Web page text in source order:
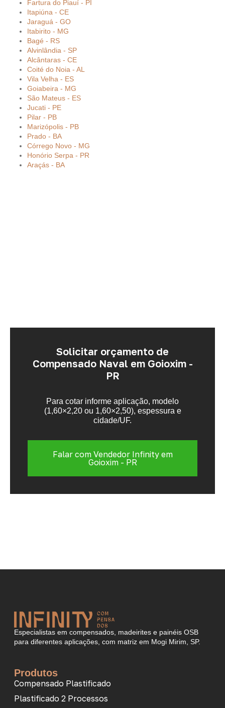
Fartura do Piauí - PI
Itapiúna - CE
Jaraguá - GO
Itabirito - MG
Bagé - RS
Alvinlândia - SP
Alcântaras - CE
Coité do Noia - AL
Vila Velha - ES
Goiabeira - MG
São Mateus - ES
Jucati - PE
Pilar - PB
Marizópolis - PB
Prado - BA
Córrego Novo - MG
Honório Serpa - PR
Araçás - BA
Solicitar orçamento de
Compensado Naval em Goioxim -
PR
Para cotar informe aplicação, modelo
(1,60×2,20 ou 1,60×2,50), espessura e
cidade/UF.
Falar com Vendedor Infinity em
Goioxim - PR
Especialistas em compensados, madeirites e painéis OSB
para diferentes aplicações, com matriz em Mogi Mirim, SP.
Produtos
Compensado Plastificado
Plastificado 2 Processos